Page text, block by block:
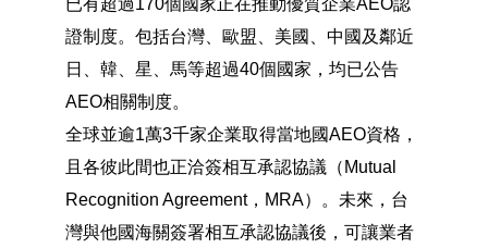
已有超過170個國家正在推動優質企業AEO認
證制度。包括台灣、歐盟、美國、中國及鄰近
日、韓、星、馬等超過40個國家，均已公告
AEO相關制度。
全球並逾1萬3千家企業取得當地國AEO資格，
且各彼此間也正洽簽相互承認協議（Mutual
Recognition Agreement，MRA）。未來，台
灣與他國海關簽署相互承認協議後，可讓業者